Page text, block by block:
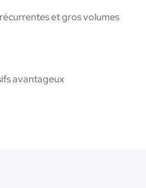
et gros volumes
avantageux